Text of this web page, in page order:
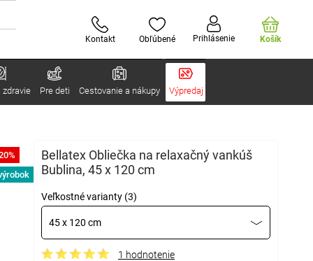
Kontakt Obľúbené Prihlásenie Košík
zdravie Pre deti Cestovanie a nákupy Výpredaj
Bellatex Obliečka na relaxačný vankúš
Bublina, 45 x 120 cm
Veľkostné varianty (3)
45 x 120 cm
1 hodnotenie